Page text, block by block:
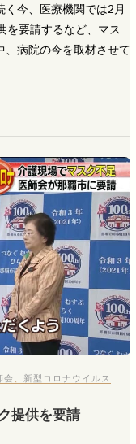
今、医療機関では2月
を要請するなど、マス
、病院の今を取材させて
会 新型コロナウイルス
提供を要請